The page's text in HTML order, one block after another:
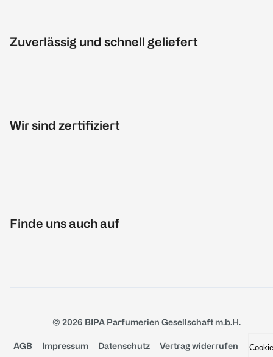
Zuverlässig und schnell geliefert
Wir sind zertifiziert
Finde uns auch auf
© 2026 BIPA Parfumerien Gesellschaft m.b.H.
AGB Impressum Datenschutz Vertrag widerrufen